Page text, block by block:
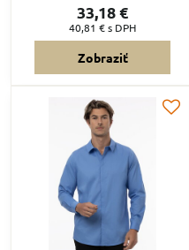
33,18 €
40,81 €s DPH
Zobraziť